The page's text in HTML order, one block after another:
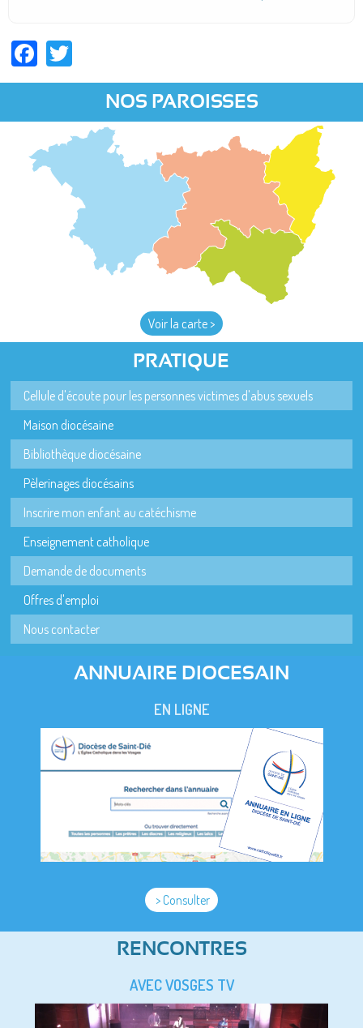
Facebook
NOS PAROISSES
Voir la carte >
PRATIQUE
Cellule d'écoute pour les personnes victimes d'abus sexuels
Maison diocésaine
Bibliothèque diocésaine
Pèlerinages diocésains
Inscrire mon enfant au catéchisme
Enseignement catholique
Demande de documents
Offres d'emploi
Nous contacter
ANNUAIRE DIOCESAIN
EN LIGNE
> Consulter
RENCONTRES
AVEC VOSGES TV